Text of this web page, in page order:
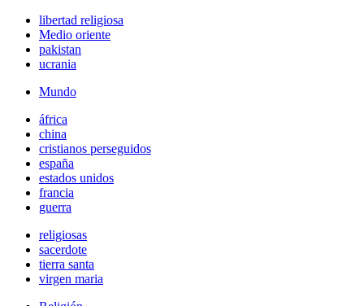
libertad religiosa
Medio oriente
pakistan
ucrania
Mundo
áfrica
china
cristianos perseguidos
españa
estados unidos
francia
guerra
religiosas
sacerdote
tierra santa
virgen maria